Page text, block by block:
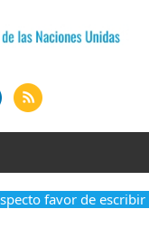
favor de escribir